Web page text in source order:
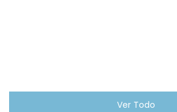
Ver Todo